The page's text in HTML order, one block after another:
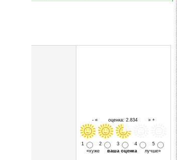
- « оценка: 2.834 » +
1 2 3 4
5
«хуже ваша оценкалучше»